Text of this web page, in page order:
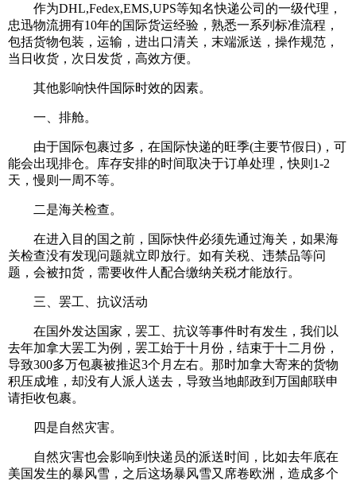
作为DHL,Fedex,EMS,UPS等知名快递公司的一级代理，
忠迅物流拥有10年的国际货运经验，熟悉一系列标准流程，
包括货物包装，运输，进出口清关，末端派送，操作规范，
当日收货，次日发货，高效方便。
其他影响快件国际时效的因素。
一、排舱。
由于国际包裹过多，在国际快递的旺季(主要节假日)，可
能会出现排仓。库存安排的时间取决于订单处理，快则1-2
天，慢则一周不等。
二是海关检查。
在进入目的国之前，国际快件必须先通过海关，如果海
关检查没有发现问题就立即放行。如有关税、违禁品等问
题，会被扣货，需要收件人配合缴纳关税才能放行。
三、罢工、抗议活动
在国外发达国家，罢工、抗议等事件时有发生，我们以
去年加拿大罢工为例，罢工始于十月份，结束于十二月份，
导致300多万包裹被推迟3个月左右。那时加拿大寄来的货物
积压成堆，却没有人派人送去，导致当地邮政到万国邮联申
请拒收包裹。
四是自然灾害。
自然灾害也会影响到快递员的派送时间，比如去年底在
美国发生的暴风雪，之后这场暴风雪又席卷欧洲，造成多个